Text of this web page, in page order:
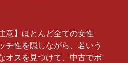
意】ほとんど全ての女性
チ性を隠しながら、若いう
オスを見つけて、中古でボ